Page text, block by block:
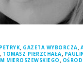
, GAZETA WYBORCZA,
, TOMASZ PIERZCHAŁA,
MIEROSZEWSKIEGO ,